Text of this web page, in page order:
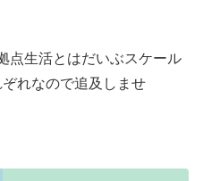
点生活とはだいぶスケール
れなので追及しませ